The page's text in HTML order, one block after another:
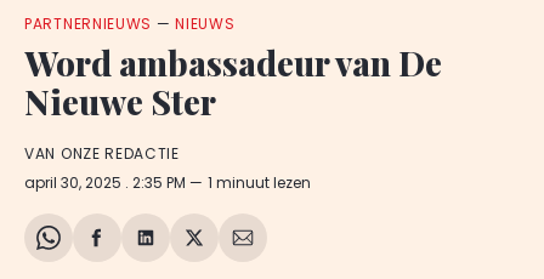
PARTNERNIEUWS —NIEUWS
Word ambassadeur van De
Nieuwe Ster
VAN ONZE REDACTIE
april 30, 2025 . 2:35 PM 1 minuut lezen
ShareDelenDelenShareDeel